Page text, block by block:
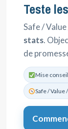
Teste les
Safe / Value
stats.
de
Mise
Safe / Value